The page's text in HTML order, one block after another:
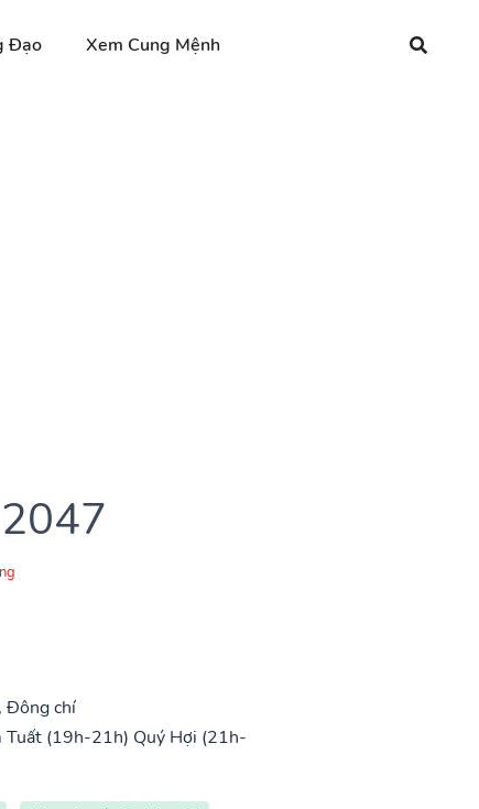
Đạo Xem Cung Mệnh
Đông chí
Tuất (19h-21h) Quý Hợi (21h-